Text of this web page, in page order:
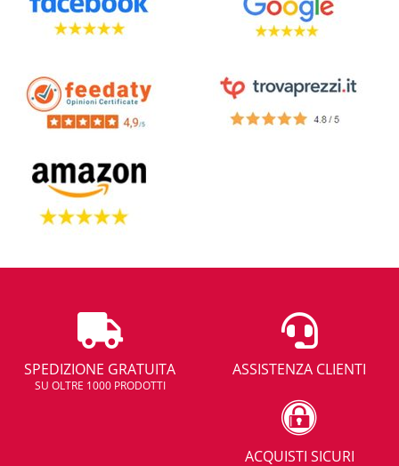
SPEDIZIONE GRATUITA
SU OLTRE 1000 PRODOTTI
ASSISTENZA CLIENTI
ACQUISTI SICURI